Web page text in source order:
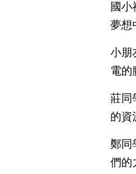
國
夢想
小朋
電的
莊同
的資
鄭同
們的